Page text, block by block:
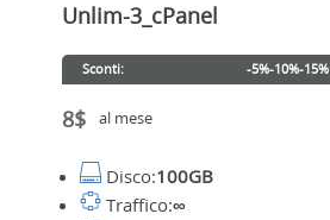
Unlim-3_cPanel
Sconti: -5%-10%-15%
8$ al mese
Disco:100GB
Traffico:∞